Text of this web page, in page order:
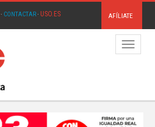
· CONTACTAR· USO.ES AFÍLIATE
Menú